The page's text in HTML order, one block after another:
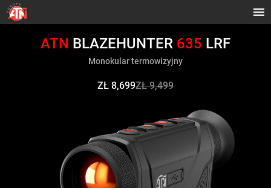
ATN BLAZEHUNTER 635 LRF
Monokular termowizyjny
ZŁ 8,699ZŁ 9,499